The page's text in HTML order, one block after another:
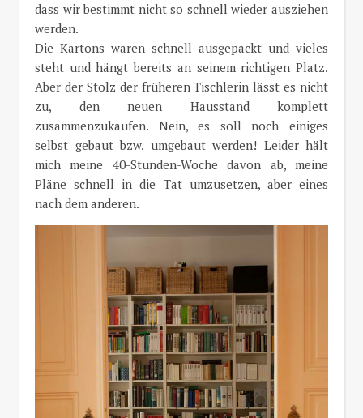
dass wir bestimmt nicht so schnell wieder ausziehen
werden.
Die Kartons waren schnell ausgepackt und vieles
steht und hängt bereits an seinem richtigen Platz.
Aber der Stolz der früheren Tischlerin lässt es nicht
zu, den neuen Hausstand komplett
zusammenzukaufen. Nein, es soll noch einiges
selbst gebaut bzw. umgebaut werden! Leider hält
mich meine 40-Stunden-Woche davon ab, meine
Pläne schnell in die Tat umzusetzen, aber eines
nach dem anderen.